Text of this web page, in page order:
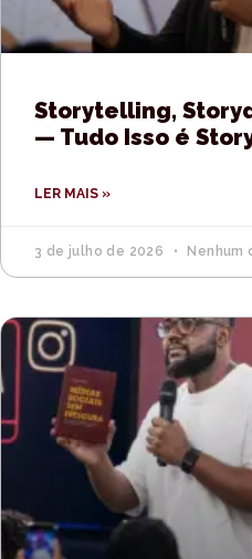
Storytelling,
— Tudo Isso é
LER MAIS »
3 de julho de 2026 Nenhum